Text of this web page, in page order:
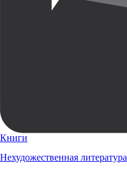
Книги
Нехудожественная литература